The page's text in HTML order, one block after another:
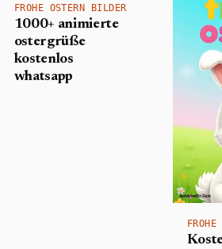
FROHE OSTERN BILDER
1000+ animierte
ostergrüße
kostenlos
whatsapp